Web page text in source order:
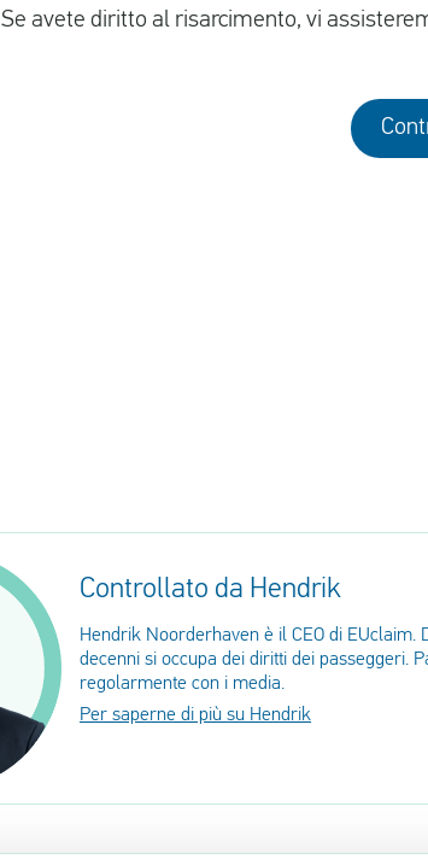
Se avete diritto al risarcimento, vi
Controllato da Hendrik
Hendrik Noorderhaven è il CEO di EUclaim.
decenni si occupa dei diritti dei passeggeri.
regolarmente con i media.
Per saperne di più su Hendrik